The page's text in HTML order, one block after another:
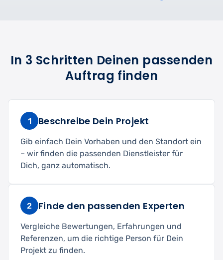
In 3 Schritten Deinen passenden
Auftrag finden
1 Beschreibe Dein Projekt
Gib einfach Dein Vorhaben und den Standort ein
– wir finden die passenden Dienstleister für
Dich, ganz automatisch.
2 Finde den passenden Experten
Vergleiche Bewertungen, Erfahrungen und
Referenzen, um die richtige Person für Dein
Projekt zu finden.